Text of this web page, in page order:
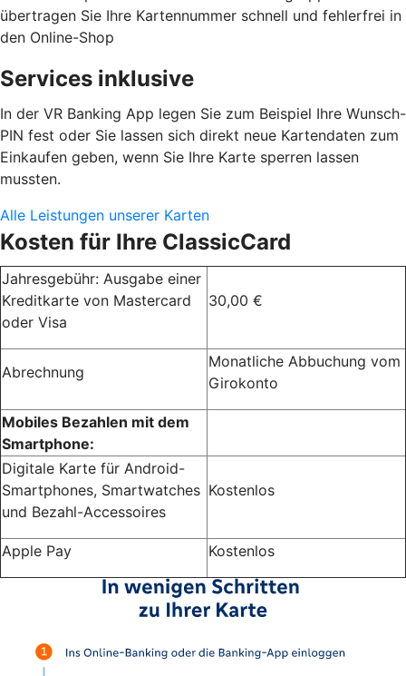
übertragen Sie Ihre Kartennummer schnell und fehlerfrei in
den Online-Shop
Services inklusive
In der VR Banking App legen Sie zum Beispiel Ihre Wunsch-
PIN fest oder Sie lassen sich direkt neue Kartendaten zum
Einkaufen geben, wenn Sie Ihre Karte sperren lassen
mussten.
Alle Leistungen unserer Karten
Kosten für Ihre ClassicCard
Jahresgebühr: Ausgabe einer
Kreditkarte von Mastercard
oder Visa
30,00 €
Abrechnung
Monatliche Abbuchung vom
Girokonto
Mobiles Bezahlen mit dem
Smartphone:
Digitale Karte für Android-
Smartphones, Smartwatches
und Bezahl-Accessoires
Kostenlos
Apple Pay Kostenlos